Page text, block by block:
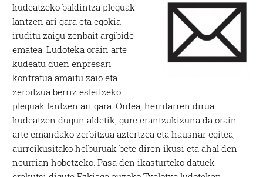
kudeatzeko baldintza pleguak
lantzen ari gara eta egokia
iruditu zaigu zenbait argibide
ematea. Ludoteka orain arte
kudeatu duen enpresari
kontratua amaitu zaio eta
zerbitzua berriz esleitzeko
pleguak lantzen ari gara. Ordea, herritarren dirua
kudeatzen dugun aldetik, gure erantzukizuna da orain
arte emandako zerbitzua aztertzea eta hausnar egitea,
aurreikusitako helburuak bete diren ikusi eta ahal den
neurrian hobetzeko. Pasa den ikasturteko datuek